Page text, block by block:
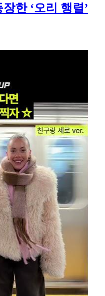
한 ‘오리 행렬’